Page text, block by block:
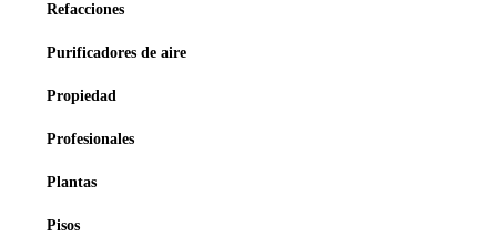
Refacciones
Purificadores de aire
Propiedad
Profesionales
Plantas
Pisos